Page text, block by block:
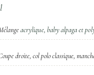
acrylique, baby alpaga et
droite, col polo classique,